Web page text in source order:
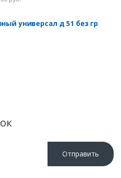
универсал д 51 без гр
Отправить